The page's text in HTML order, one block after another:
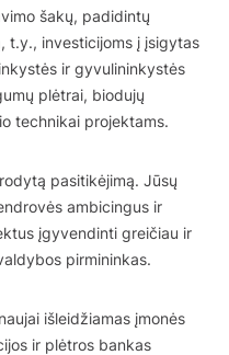
šakų, padidintų
t.y., investicijoms į įsigytas
ir gyvulininkystės
plėtrai, biodujų
technikai projektams.
pasitikėjimą. Jūsų
ambicingus ir
įgyvendinti greičiau ir
pirmininkas.
išleidžiamas įmonės
ir plėtros bankas